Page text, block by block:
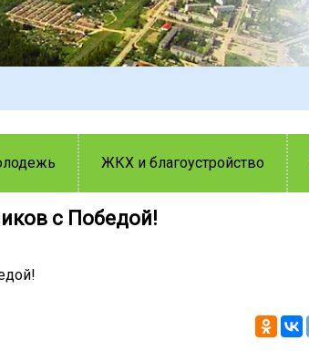
ЖКХ и благоустройство
с Победой!